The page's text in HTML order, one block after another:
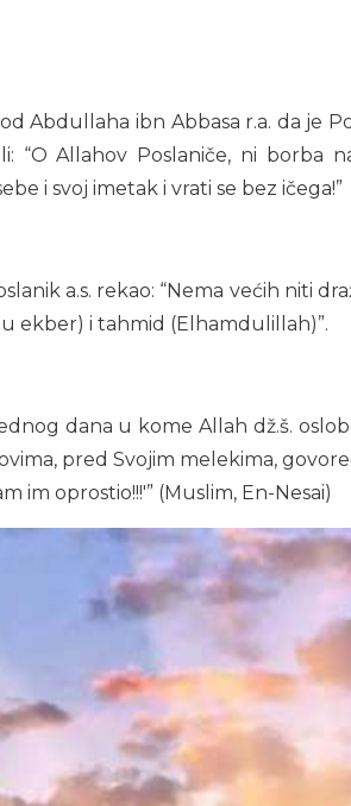
Abdullaha ibn Abbasa r.a. da je
“O Allahov Poslaniče, ni borba
i svoj imetak i vrati se bez ičega!”
a.s. rekao: “Nema većih niti
ekber) i tahmid (Elhamdulillah)”.
dana u kome Allah dž.š.
pred Svojim melekima,
im oprostio!!!'” (Muslim, En-Nesai)